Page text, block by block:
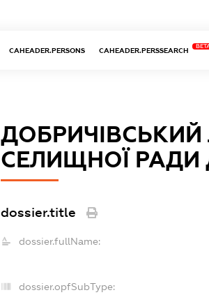
CAHEADER.PERSONS CAHEADER.PERSSEARCH
ДОБРИЧІВСЬКИЙ
СЕЛИЩНОЇ РАДИ
dossier.title
dossier.fullName:
dossier.opfSubType: